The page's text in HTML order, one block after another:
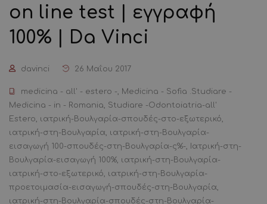
on line test | εγγραφή
100% | Da Vinci
davinci 26 Μαΐου 2017
medicina - all' - estero -, Medicina - Sofia .Studiare -
Medicina - in - Romania, Studiare -Odontoiatria-all'
Estero, ιατρική-Βουλγαρία-σπουδές-στο-εξωτερικό,
ιατρική-στη-Βουλγαρία, ιατρική-στη-Βουλγαρία-
εισαγωγή 100-σπουδές-στη-Βουλγαρία-ς%-,
Ιατρική-στη-
Βουλγαρία-εισαγωγή 100%, ιατρική-στη-Βουλγαρία-
ιατρική-στο-εξωτερικό, ιατρική-στη-Βουλγαρία-
προετοιμασία-εισαγωγή-σπουδές-στη-Βουλγαρία,
ιατρική-στη-Βουλγαρία-σπουδές-στη-Βουλγαρία-